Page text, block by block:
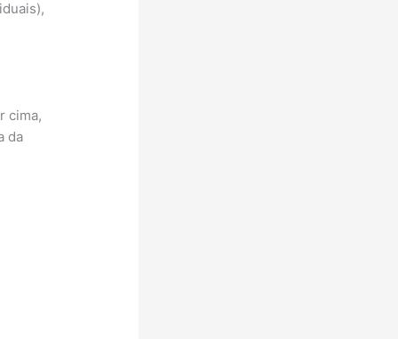
cima,
da